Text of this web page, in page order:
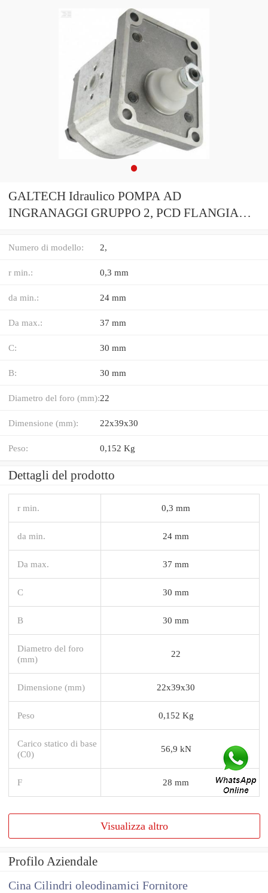
GALTECH Idraulico POMPA AD
INGRANAGGI GRUPPO 2, PCD FLANGIA
FLANGIA
Numero di modello: 2,
r min.: 0,3 mm
da min.: 24 mm
Da max.: 37 mm
C: 30 mm
B: 30 mm
Diametro del foro (mm):22
Dimensione (mm): 22x39x30
Peso: 0,152 Kg
Dettagli del prodotto
r min. 0,3 mm
da min. 24 mm
Da max. 37 mm
C 30 mm
B 30 mm
Diametro del foro
(mm)
22
Dimensione (mm) 22x39x30
Peso 0,152 Kg
Carico statico di base
(C0)
56,9 kN
F 28 mm
Visualizza altro
Profilo Aziendale
Cina Cilindri oleodinamici Fornitore